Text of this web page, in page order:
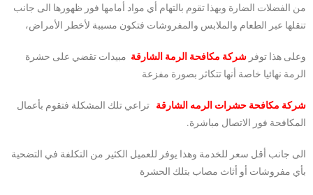
من الفضلات الضارة وبهذا تقوم بالتهام أي مواد أمامها فور ظهورها الى جانب
تنقلها عبر الطعام والملابس والمفروشات فتكون مسببة لأخطر الأمراض،
وعلى هذا توفر شركة مكافحة الرمة الشارقة مبيدات تقضي على حشرة
الرمة نهائيا خاصة أنها تتكاثر بصورة مفزعة
شركة مكافحة حشرات الرمه الشارقة
تراعي تلك المشكلة فتقوم بأعمال
المكافحة فور الاتصال مباشرة.
الى جانب أقل سعر للخدمة وهذا يوفر للعميل الكثير من التكلفة في التضحية
بأي مفروشات أو أثاث مصاب بتلك الحشرة